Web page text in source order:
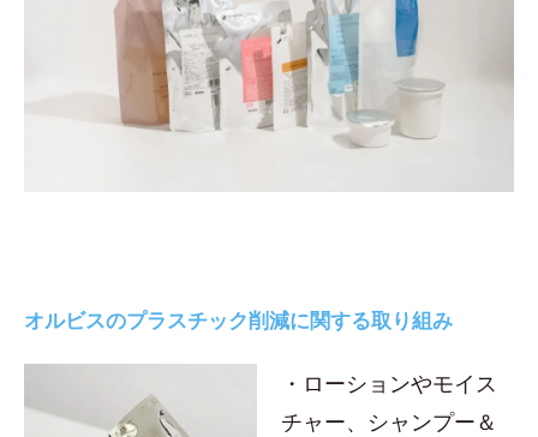
オルビスのプラスチック削減に関する取り組み
・ローションやモイス
チャー、シャンプー＆